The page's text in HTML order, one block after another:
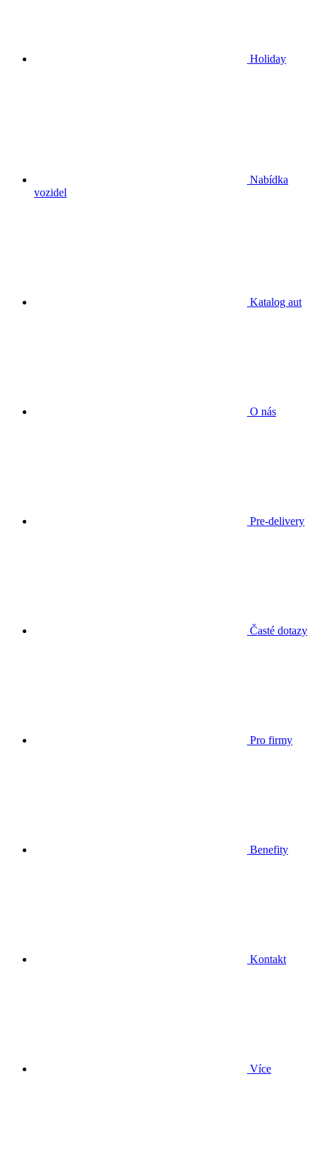
Holiday
Nabídka
vozidel
Katalog aut
O nás
Pre-delivery
Časté dotazy
Pro firmy
Benefity
Kontakt
Více